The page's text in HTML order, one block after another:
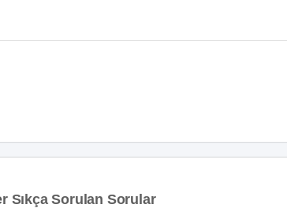
Sıkça Sorulan Sorular